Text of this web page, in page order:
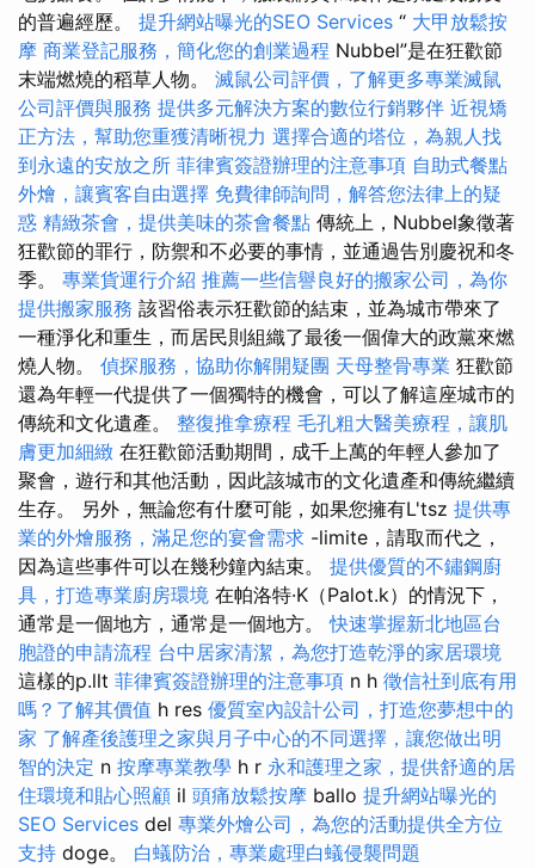
的普遍經歷。 提升網站曝光的SEO Services “ 大甲放鬆按
摩 商業登記服務，簡化您的創業過程 Nubbel”是在狂歡節
末端燃燒的稻草人物。 滅鼠公司評價，了解更多專業滅鼠
公司評價與服務 提供多元解決方案的數位行銷夥伴 近視矯
正方法，幫助您重獲清晰視力 選擇合適的塔位，為親人找
到永遠的安放之所 菲律賓簽證辦理的注意事項 自助式餐點
外燴，讓賓客自由選擇 免費律師詢問，解答您法律上的疑
惑 精緻茶會，提供美味的茶會餐點 傳統上，Nubbel象徵著
狂歡節的罪行，防禦和不必要的事情，並通過告別慶祝和冬
季。 專業貨運行介紹 推薦一些信譽良好的搬家公司，為你
提供搬家服務 該習俗表示狂歡節的結束，並為城市帶來了
一種淨化和重生，而居民則組織了最後一個偉大的政黨來燃
燒人物。 偵探服務，協助你解開疑團 天母整骨專業 狂歡節
還為年輕一代提供了一個獨特的機會，可以了解這座城市的
傳統和文化遺產。 整復推拿療程 毛孔粗大醫美療程，讓肌
膚更加細緻 在狂歡節活動期間，成千上萬的年輕人參加了
聚會，遊行和其他活動，因此該城市的文化遺產和傳統繼續
生存。 另外，無論您有什麼可能，如果您擁有L'tsz 提供專
業的外燴服務，滿足您的宴會需求 -limite，請取而代之，
因為這些事件可以在幾秒鐘內結束。 提供優質的不鏽鋼廚
具，打造專業廚房環境 在帕洛特·K（Palot.k）的情況下，
通常是一個地方，通常是一個地方。快速掌握新北地區台
胞證的申請流程 台中居家清潔，為您打造乾淨的家居環境
這樣的p.llt 菲律賓簽證辦理的注意事項 n h 徵信社到底有用
嗎？了解其價值 h res 優質室內設計公司，打造您夢想中的
家 了解產後護理之家與月子中心的不同選擇，讓您做出明
智的決定 n 按摩專業教學 h r 永和護理之家，提供舒適的居
住環境和貼心照顧 il 頭痛放鬆按摩 ballo 提升網站曝光的
SEO Services del 專業外燴公司，為您的活動提供全方位
支持 doge。 白蟻防治，專業處理白蟻侵襲問題